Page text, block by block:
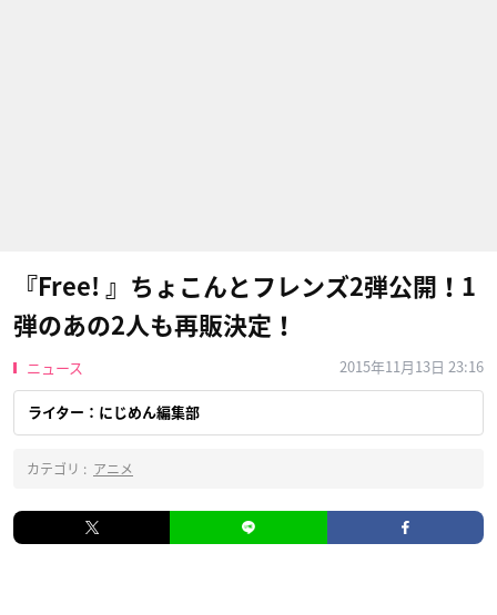
『Free! 』ちょこんとフレンズ2弾公開！1
弾のあの2人も再販決定！
ニュース 2015年11月13日 23:16
ライター：にじめん編集部
カテゴリ : アニメ